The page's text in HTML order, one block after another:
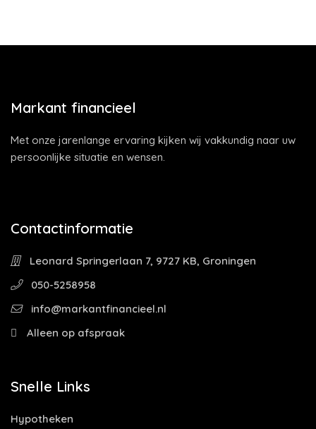
Markant financieel
Met onze jarenlange ervaring kijken wij vakkundig naar uw
persoonlijke situatie en wensen.
Contactinformatie
Leonard Springerlaan 7, 9727 KB, Groningen
050-5258958
info@markantfinancieel.nl
Alleen op afspraak
Snelle Links
Hypotheken